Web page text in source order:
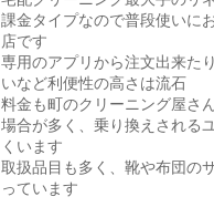
課金タイプなので普段使いに
店です
専用のアプリから注文出来た
いなど利便性の高さは流石
料金も町のクリーニング屋さ
場合が多く、乗り換えされる
くいます
取扱品目も多く、靴や布団の
っています